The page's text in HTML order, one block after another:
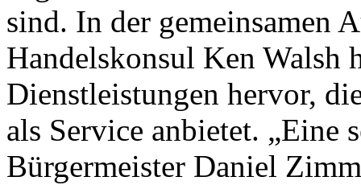
sind. In der gemeinsamen
Handelskonsul Ken Walsh
Dienstleistungen hervor,
als Service anbietet. „Eine
Bürgermeister Daniel